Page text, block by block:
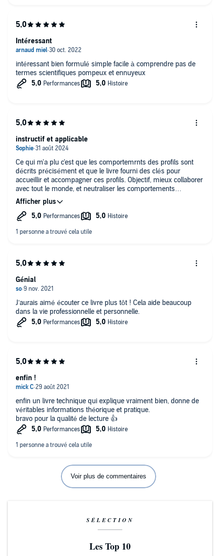
intéressant bien formulé simple facile à comprendre pas de
termes scientifiques pompeux et ennuyeux
Intéressant
Ce qui m'a plu c'est que les comportemrnts des profils sont
décrits précisément et que le livre fourni des clés pour
accueillir et accompagner ces profils. Objectif, mieux collaborer
avec tout le monde, et neutraliser les comportements
inadaptés.
instructif et applicable
J’aurais aimé écouter ce livre plus tôt ! Cela aide beaucoup
dans la vie professionnelle et personnelle.
Génial
enfin un livre technique qui explique vraiment bien, donne de
véritables informations théorique et pratique.
bravo pour la qualité de lecture 👍
enfin !
Voir plus de commentaires
SÉLECTION
Les Top 10